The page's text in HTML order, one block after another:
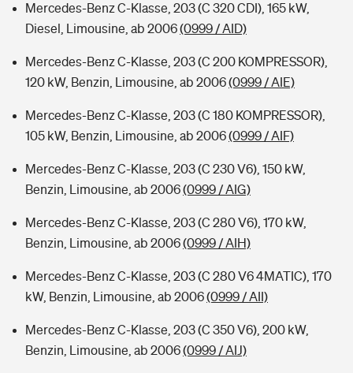
Mercedes-Benz C-Klasse, 203 (C 320 CDI), 165 kW,
Diesel, Limousine, ab 2006(0999 / AID)
Mercedes-Benz C-Klasse, 203 (C 200 KOMPRESSOR),
120 kW, Benzin, Limousine, ab 2006(0999 / AIE)
Mercedes-Benz C-Klasse, 203 (C 180 KOMPRESSOR),
105 kW, Benzin, Limousine, ab 2006(0999 / AIF)
Mercedes-Benz C-Klasse, 203 (C 230 V6), 150 kW,
Benzin, Limousine, ab 2006(0999 / AIG)
Mercedes-Benz C-Klasse, 203 (C 280 V6), 170 kW,
Benzin, Limousine, ab 2006(0999 / AIH)
Mercedes-Benz C-Klasse, 203 (C 280 V6 4MATIC), 170
kW, Benzin, Limousine, ab 2006(0999 / AII)
Mercedes-Benz C-Klasse, 203 (C 350 V6), 200 kW,
Benzin, Limousine, ab 2006(0999 / AIJ)